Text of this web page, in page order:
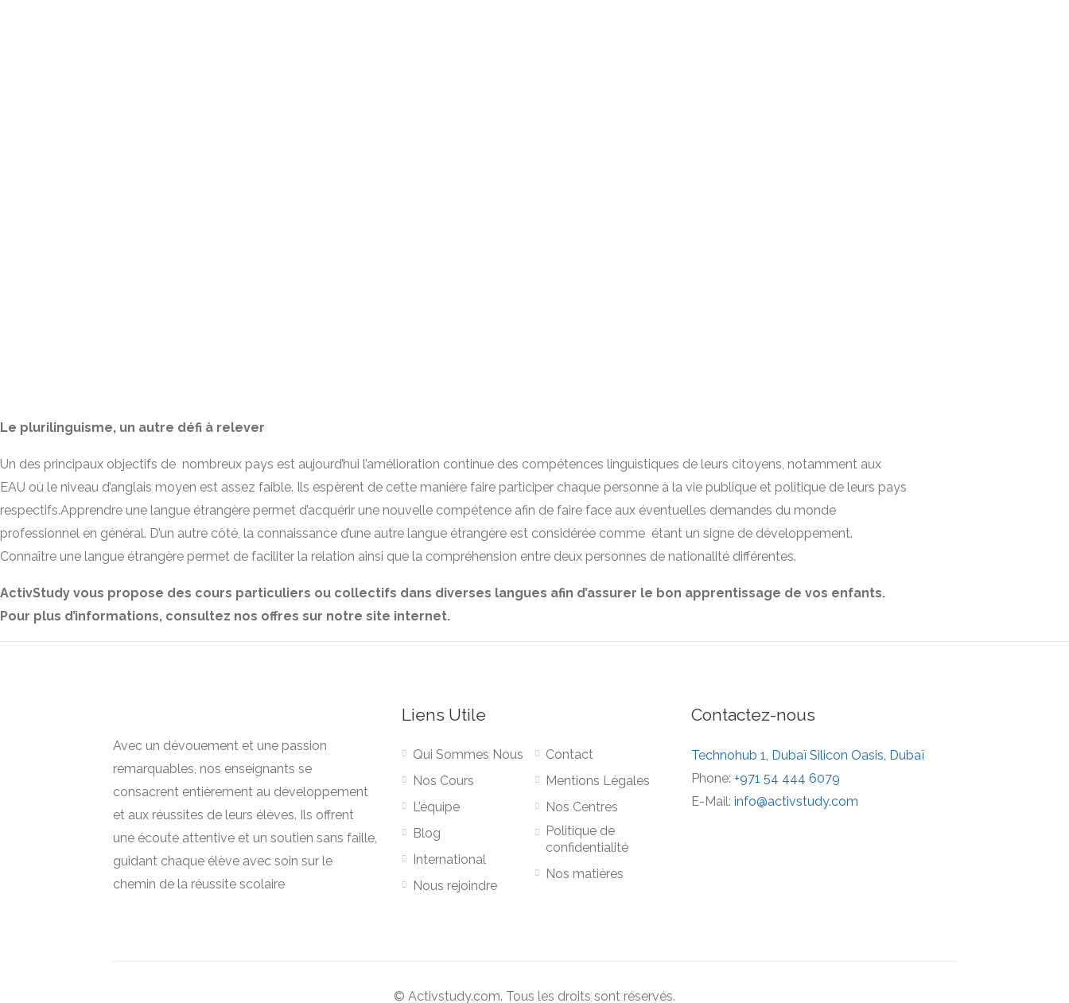
Le plurilinguisme, un autre défi à relever
Un des principaux objectifs de nombreux pays est aujourd’hui l’amélioration continue des compétences linguistiques de leurs citoyens, notamment aux
EAU où le niveau d’anglais moyen est assez faible. Ils espèrent de cette manière faire participer chaque personne à la vie publique et politique de leurs pays
respectifs.Apprendre une langue étrangère permet d’acquérir une nouvelle compétence afin de faire face aux éventuelles demandes du monde
professionnel en général. D’un autre côté, la connaissance d’une autre langue étrangère est considérée comme étant un signe de développement.
Connaître une langue étrangère permet de faciliter la relation ainsi que la compréhension entre deux personnes de nationalité différentes.
ActivStudy vous propose des cours particuliers ou collectifs dans diverses langues afin d’assurer le bon apprentissage de vos enfants.
Pour plus d’informations, consultez nos offres sur notre site internet.
Avec un dévouement et une passion
remarquables, nos enseignants se
consacrent entièrement au développement
et aux réussites de leurs élèves. Ils offrent
une écoute attentive et un soutien sans faille,
guidant chaque élève avec soin sur le
chemin de la réussite scolaire
Liens Utile
Qui Sommes Nous
Nos Cours
L’équipe
Blog
International
Nous rejoindre
Contact
Mentions Légales
Nos Centres
Politique de
confidentialité
Nos matières
Contactez-nous
Technohub 1, Dubaï Silicon Oasis, Dubaï
Phone: +971 54 444 6079
E-Mail: info@activstudy.com
© Activstudy.com. Tous les droits sont réservés.